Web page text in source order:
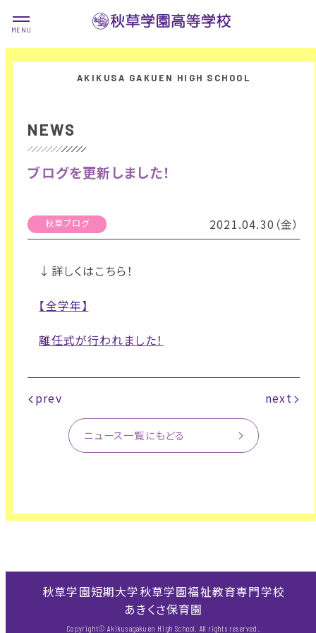
NEWS
ブログを更新しました！
秋草ブログ 2021.04.30（金）
↓詳しくはこちら！
【全学年】
離任式が行われました！
prev next
ニュース一覧にもどる
秋草学園短期大学秋草学園福祉教育専門学校
あきくさ保育園
Copyright© Akikusagakuen High School. All rights reserved.